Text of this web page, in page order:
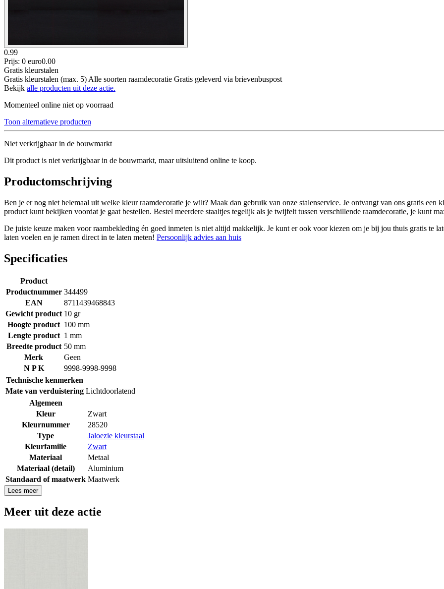
0.99
Prijs: 0 euro0.00
Gratis kleurstalen
Gratis kleurstalen (max. 5) Alle soorten raamdecoratie Gratis geleverd via brievenbuspost
Bekijk alle producten uit deze actie.
Momenteel online niet op voorraad
Toon alternatieve producten
Niet verkrijgbaar in de bouwmarkt
Dit product is niet verkrijgbaar in de bouwmarkt, maar uitsluitend online te koop.
Productomschrijving
Ben je er nog niet helemaal uit welke kleur raamdecoratie je wilt? Maak dan gebruik van onze stalenservice. Je ontvangt van ons gratis een
product kunt bekijken voordat je gaat bestellen. Bestel meerdere staaltjes tegelijk als je twijfelt tussen verschillende raamdecoratie, je kunt
De juiste keuze maken voor raambekleding én goed inmeten is niet altijd makkelijk. Je kunt er ook voor kiezen om je bij jou thuis gratis te
laten voelen en je ramen direct in te laten meten! Persoonlijk advies aan huis
Specificaties
Product
Productnummer 344499
EAN
8711439468843
Gewicht product 10 gr
Hoogte product 100 mm
Lengte product 1 mm
Breedte product 50 mm
Merk
Geen
N P K
9998-9998-9998
Technische kenmerken
Mate van verduistering Lichtdoorlatend
Algemeen
Kleur
Zwart
Kleurnummer
28520
Type
Jaloezie kleurstaal
Kleurfamilie
Zwart
Materiaal
Metaal
Materiaal (detail)
Aluminium
Standaard of maatwerk Maatwerk
Lees meer
Meer uit deze actie